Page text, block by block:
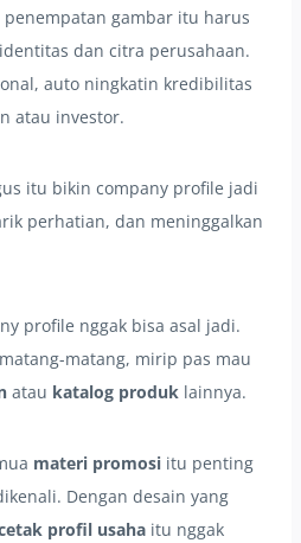
gambar itu harus
dan citra perusahaan.
auto ningkatin kredibilitas
atau investor.
itu bikin company profile jadi
perhatian, dan meninggalkan
profile nggak bisa asal jadi.
matang, mirip pas mau
atau katalog produk lainnya.
materi promosi itu penting
Dengan desain yang
profil usaha itu nggak